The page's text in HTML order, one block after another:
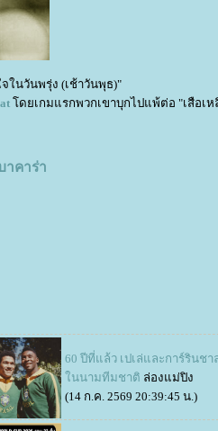
ในวันพรุ่ง (เช้าวันพุธ)"
ดยเกมแรกพวกเขาบุกไปแพ้ต่อ "เสือเห
าคาร่า
60 ปีที่แล้ว เปเล่และการ์รินช
นนามทีมชาติ ล่องแม่ปิง
(14 ก.ค. 2569 20:39:45 น.)